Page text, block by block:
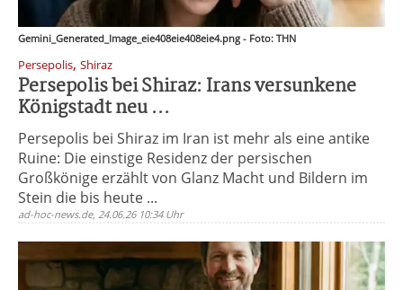
Gemini_Generated_Image_eie408eie408eie4.png - Foto: THN
Persepolis, Shiraz
Persepolis bei Shiraz: Irans versunkene
Königstadt neu ...
Persepolis bei Shiraz im Iran ist mehr als eine antike
Ruine: Die einstige Residenz der persischen
Großkönige erzählt von Glanz Macht und Bildern im
Stein die bis heute ...
ad-hoc-news.de, 24.06.26 10:34 Uhr